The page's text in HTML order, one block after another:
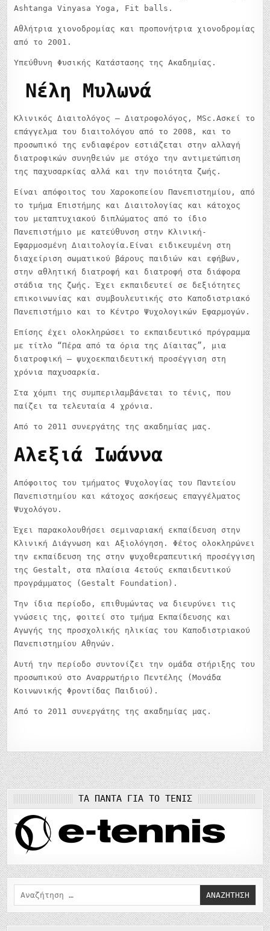
Ashtanga Vinyasa Yoga, Fit balls.
Αθλήτρια χιονοδρομίας και προπονήτρια χιονοδρομίας
από το 2001.
Υπεύθυνη Φυσικής Κατάστασης της Ακαδημίας.
Νέλη Μυλωνά
Κλινικός Διαιτολόγος – Διατροφολόγος, MSc.Ασκεί το
επάγγελμα του διαιτολόγου από το 2008, και το
προσωπικό της ενδιαφέρον εστιάζεται στην αλλαγή
διατροφικών συνηθειών με στόχο την αντιμετώπιση
της παχυσαρκίας αλλά και την ποιότητα ζωής.
Είναι απόφοιτος του Χαροκοπείου Πανεπιστημίου, από
το τμήμα Επιστήμης και Διαιτολογίας και κάτοχος
του μεταπτυχιακού διπλώματος από το ίδιο
Πανεπιστήμιο με κατεύθυνση στην Κλινική-
Εφαρμοσμένη Διαιτολογία.Είναι ειδικευμένη στη
διαχείριση σωματικού βάρους παιδιών και εφήβων,
στην αθλητική διατροφή και διατροφή στα διάφορα
στάδια της ζωής. Έχει εκπαιδευτεί σε δεξιότητες
επικοινωνίας και συμβουλευτικής στο Καποδιστριακό
Πανεπιστήμιο και το Κέντρο Ψυχολογικών Εφαρμογών.
Επίσης έχει ολοκληρώσει το εκπαιδευτικό πρόγραμμα
με τίτλο “Πέρα από τα όρια της Δίαιτας”, μια
διατροφική – ψυχοεκπαιδευτική προσέγγιση στη
χρόνια παχυσαρκία.
Στα χόμπι της συμπεριλαμβάνεται το τένις, που
παίζει τα τελευταία 4 χρόνια.
Από το 2011 συνεργάτης της ακαδημίας μας.
Αλεξιά Ιωάννα
Απόφοιτος του τμήματος Ψυχολογίας του Παντείου
Πανεπιστημίου και κάτοχος ασκήσεως επαγγέλματος
Ψυχολόγου.
Έχει παρακολουθήσει σεμιναριακή εκπαίδευση στην
Κλινική Διάγνωση και Αξιολόγηση. Φέτος ολοκληρώνει
την εκπαίδευση της στην ψυχοθεραπευτική προσέγγιση
της Gestalt, στα πλαίσια 4ετούς εκπαιδευτικού
προγράμματος (Gestalt Foundation).
Την ίδια περίοδο, επιθυμώντας να διευρύνει τις
γνώσεις της, φοιτεί στο τμήμα Εκπαίδευσης και
Αγωγής της προσχολικής ηλικίας του Καποδιστριακού
Πανεπιστημίου Αθηνών.
Αυτή την περίοδο συντονίζει την ομάδα στήριξης του
προσωπικού στο Αναρρωτήριο Πεντέλης (Μονάδα
Κοινωνικής Φροντίδας Παιδιού).
Από το 2011 συνεργάτης της ακαδημίας μας.
ΤΑ ΠΆΝΤΑ ΓΙΑ ΤΟ ΤΈΝΙΣ